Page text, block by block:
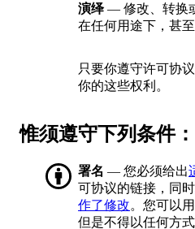
演绎 — 修改、转换
在任何用途下，甚至
只要你遵守许可协
你的这些权利。
惟须遵守下列条件：
署名 — 您必须给出
可协议的链接，同时
作了修改。您可以
但是不得以任何方